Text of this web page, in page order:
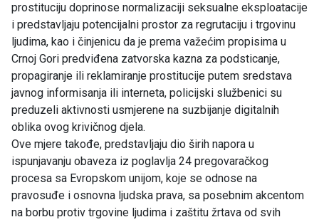
prostituciju doprinose normalizaciji seksualne eksploatacije
i predstavljaju potencijalni prostor za regrutaciju i trgovinu
ljudima, kao i činjenicu da je prema važećim propisima u
Crnoj Gori predviđena zatvorska kazna za podsticanje,
propagiranje ili reklamiranje prostitucije putem sredstava
javnog informisanja ili interneta, policijski službenici su
preduzeli aktivnosti usmjerene na suzbijanje digitalnih
oblika ovog krivičnog djela.
Ove mjere takođe, predstavljaju dio širih napora u
ispunjavanju obaveza iz poglavlja 24 pregovaračkog
procesa sa Evropskom unijom, koje se odnose na
pravosuđe i osnovna ljudska prava, sa posebnim akcentom
na borbu protiv trgovine ljudima i zaštitu žrtava od svih